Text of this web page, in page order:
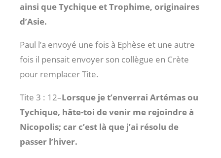
ainsi que Tychique et Trophime, originaires
d’Asie.
Paul l’a envoyé une fois à Ephèse et une autre
fois il pensait envoyer son collègue en Crète
pour remplacer Tite.
Tite 3 : 12–Lorsque je t’enverrai Artémas ou
Tychique, hâte-toi de venir me rejoindre à
Nicopolis; car c’est là que j’ai résolu de
passer l’hiver.